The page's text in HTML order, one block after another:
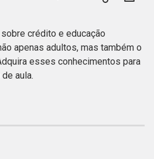
crédito e educação
apenas adultos, mas também o
esses conhecimentos para
aula.